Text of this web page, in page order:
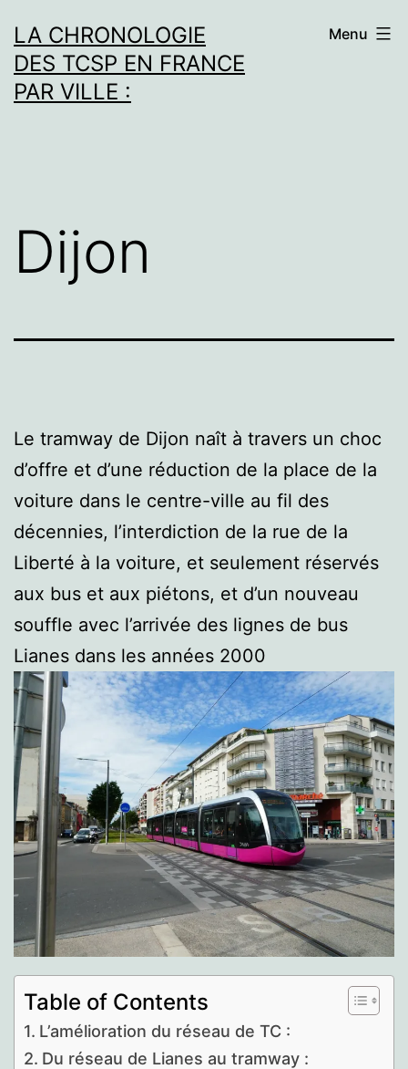
au
contenu
LA CHRONOLOGIE
DES TCSP EN FRANCE
PAR VILLE :
Menu
Dijon
Le tramway de Dijon naît à travers un choc
d’offre et d’une réduction de la place de la
voiture dans le centre-ville au fil des
décennies, l’interdiction de la rue de la
Liberté à la voiture, et seulement réservés
aux bus et aux piétons, et d’un nouveau
souffle avec l’arrivée des lignes de bus
Lianes dans les années 2000
Table of Contents
L’amélioration du réseau de TC :
Du réseau de Lianes au tramway :